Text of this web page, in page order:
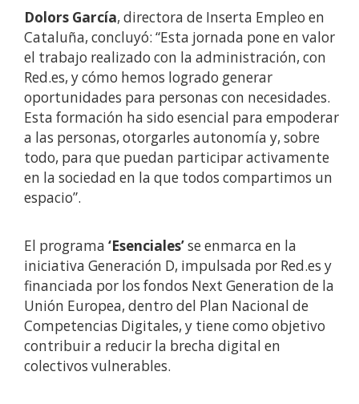
Dolors García, directora de Inserta Empleo en
Cataluña, concluyó: “Esta jornada pone en valor
el trabajo realizado con la administración, con
Red.es, y cómo hemos logrado generar
oportunidades para personas con necesidades.
Esta formación ha sido esencial para empoderar
a las personas, otorgarles autonomía y, sobre
todo, para que puedan participar activamente
en la sociedad en la que todos compartimos un
espacio”.
El programa ‘Esenciales’se enmarca en la
iniciativa Generación D, impulsada por Red.es y
financiada por los fondos Next Generation de la
Unión Europea, dentro del Plan Nacional de
Competencias Digitales, y tiene como objetivo
contribuir a reducir la brecha digital en
colectivos vulnerables.